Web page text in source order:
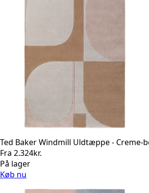
Ted Baker Windmill Uldtæppe - Creme-
Fra 2.324kr.
På lager
Køb nu